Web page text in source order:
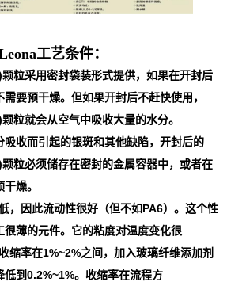
工艺条件：
粒采用密封袋装形式提供，如果在开封后
要预干燥。但如果开封后不赶快使用，
粒就会从空气中吸收大量的水分。
吸收而引起的银斑和其他缺陷，开封后的
粒必须储存在密封的金属容器中，或者在
燥。
，因此流动性很好（但不如PA6）。这个性
很薄的元件。它的粘度对温度变化很
缩率在1%~2%之间，加入玻璃纤维添加剂
低到0.2%~1%。收缩率在流程方